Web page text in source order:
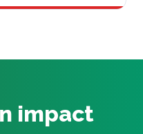
impact